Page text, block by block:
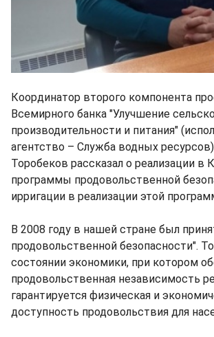
Координатор второго компонента
Всемирного банка "Улучшение
производительности и питания"
агентство – Служба водных
Торобеков рассказал о реализации в
программы продовольственной
ирригации в реализации этой
В 2008 году в нашей стране был
продовольственной безопасности".
состоянии экономики, при котором
продовольственная независимость
гарантируется физическая и
доступность продовольствия для